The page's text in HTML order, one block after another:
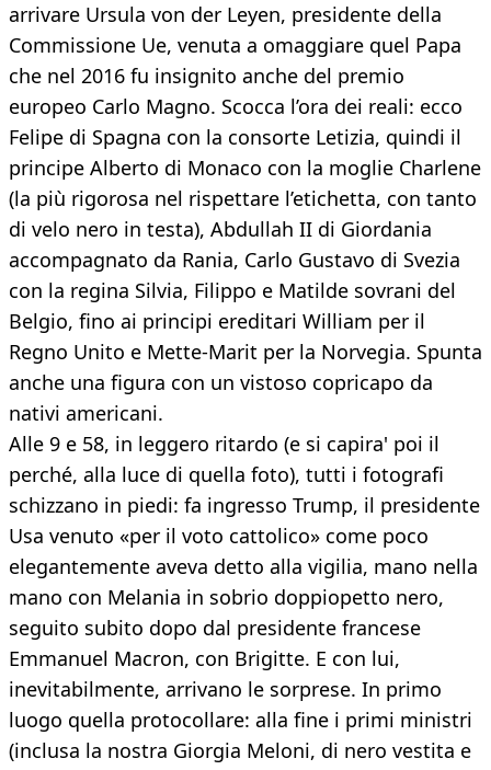
arrivare Ursula von der Leyen, presidente della
Commissione Ue, venuta a omaggiare quel Papa
che nel 2016 fu insignito anche del premio
europeo Carlo Magno. Scocca l’ora dei reali: ecco
Felipe di Spagna con la consorte Letizia, quindi il
principe Alberto di Monaco con la moglie Charlene
(la più rigorosa nel rispettare l’etichetta, con tanto
di velo nero in testa), Abdullah II di Giordania
accompagnato da Rania, Carlo Gustavo di Svezia
con la regina Silvia, Filippo e Matilde sovrani del
Belgio, fino ai principi ereditari William per il
Regno Unito e Mette-Marit per la Norvegia. Spunta
anche una figura con un vistoso copricapo da
nativi americani.
Alle 9 e 58, in leggero ritardo (e si capira' poi il
perché, alla luce di quella foto), tutti i fotografi
schizzano in piedi: fa ingresso Trump, il presidente
Usa venuto «per il voto cattolico» come poco
elegantemente aveva detto alla vigilia, mano nella
mano con Melania in sobrio doppiopetto nero,
seguito subito dopo dal presidente francese
Emmanuel Macron, con Brigitte. E con lui,
inevitabilmente, arrivano le sorprese. In primo
luogo quella protocollare: alla fine i primi ministri
(inclusa la nostra Giorgia Meloni, di nero vestita e